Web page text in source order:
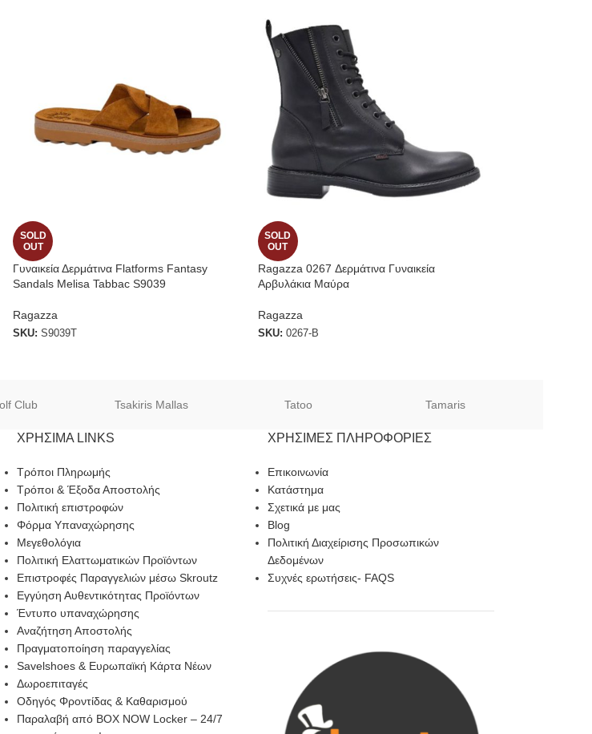
SOLD
OUT
Γυναικεία Δερμάτινα Flatforms Fantasy
Sandals Melisa Tabbac S9039
Ragazza
SKU: S9039T
SOLD
OUT
Ragazza 0267 Δερμάτινα Γυναικεία
Αρβυλάκια Μαύρα
Ragazza
SKU: 0267-B
Club Tsakiris Mallas Tatoo Tamaris
ΧΡΗΣΙΜΑ LINKS
Τρόποι Πληρωμής
Τρόποι & Έξοδα Αποστολής
Πολιτική επιστροφών
Φόρμα Υπαναχώρησης
Μεγεθολόγια
Πολιτική Ελαττωματικών Προϊόντων
Επιστροφές Παραγγελιών μέσω Skroutz
Εγγύηση Αυθεντικότητας Προϊόντων
Έντυπο υπαναχώρησης
Αναζήτηση Αποστολής
Πραγματοποίηση παραγγελίας
Savelshoes & Ευρωπαϊκή Κάρτα Νέων
Δωροεπιταγές
Οδηγός Φροντίδας & Καθαρισμού
Παραλαβή από BOX NOW Locker – 24/7
ΧΡΉΣΙΜΕΣ ΠΛΗΡΟΦΟΡΊΕΣ
Επικοινωνία
Κατάστημα
Σχετικά με μας
Blog
Πολιτική Διαχείρισης Προσωπικών
Δεδομένων
Συχνές ερωτήσεις- FAQS